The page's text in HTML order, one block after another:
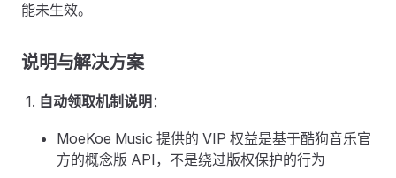
能未生效。
说明与解决方案
自动领取机制说明 ：
MoeKoe Music 提供的 VIP 权益是基于酷狗音乐官
方的概念版 API，不是绕过版权保护的行为